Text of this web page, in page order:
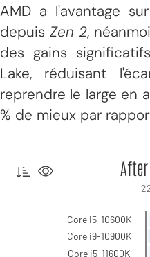
AMD a l'avantage
depuis Zen 2,
des gains
Lake, réduisant
reprendre le large en
% de mieux par